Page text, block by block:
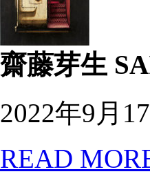
齋藤芽生
2022年9月
READ